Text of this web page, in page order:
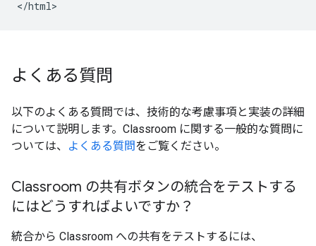
よくある質問
以下のよくある質問では、技術的な考慮事項と実装の詳細
について説明します。Classroom に関する一般的な質問に
ついては、
よくある質問をご覧ください。
Classroom の共有ボタンの統合をテストする
にはどうすればよいですか？
統合から Classroom への共有をテストするには、